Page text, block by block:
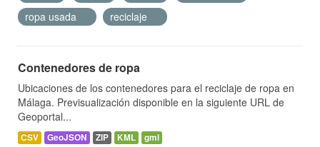
ropa usada
reciclaje
Contenedores de ropa
Ubicaciones de los contenedores para el reciclaje de ropa en
Málaga. Previsualización disponible en la siguiente URL de
Geoportal...
CSV GeoJSON ZIP KML gml